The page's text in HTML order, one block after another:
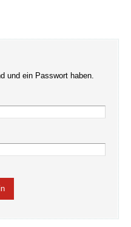
und ein Passwort haben.